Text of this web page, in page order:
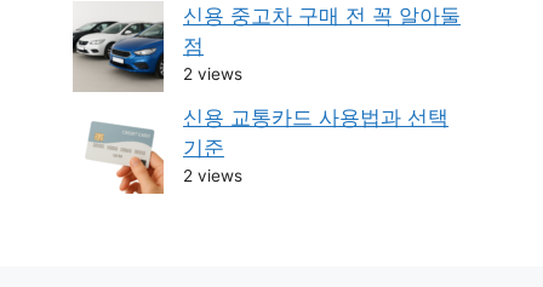
신용 중고차 구매 전 꼭 알아둘
점
2 views
신용 교통카드 사용법과 선택
기준
2 views